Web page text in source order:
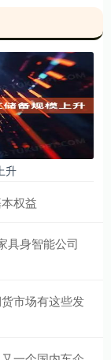
升
权益
具身智能公司
市场有这些发